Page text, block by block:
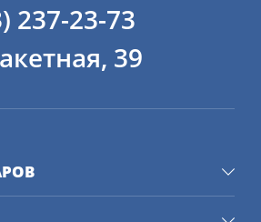
237-23-73
39